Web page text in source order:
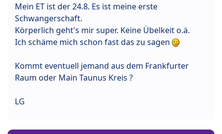
Mein ET ist der 24.8. Es ist meine erste
Schwangerschaft.
Körperlich geht's mir super. Keine Übelkeit o.ä.
Ich schäme mich schon fast das zu sagen
Kommt eventuell jemand aus dem Frankfurter
Raum oder Main Taunus Kreis ?
LG